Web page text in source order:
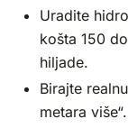
Uradite
košta 150
hiljade.
Birajte
metara više“.